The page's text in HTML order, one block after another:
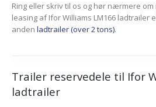
Ring eller skriv til os og hør nærmere
leasing af Ifor Williams LM166 ladtrailer
anden ladtrailer (over 2 tons).
Trailer reservedele til Ifor
ladtrailer